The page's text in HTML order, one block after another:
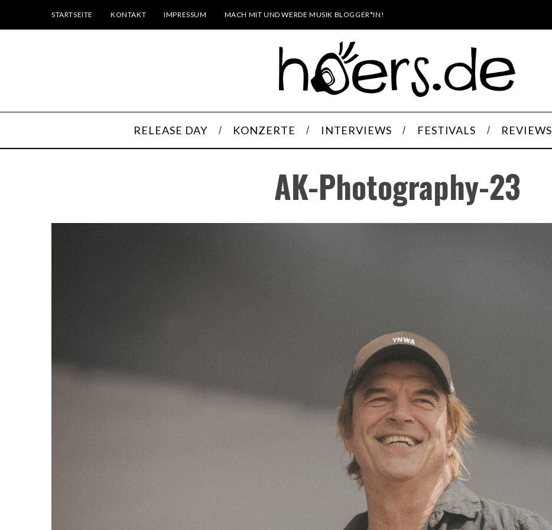
STARTSEITE KONTAKT IMPRESSUM MACH MIT UND WERDE MUSIK BLOGGER*IN!
RELEASE DAY KONZERTE INTERVIEWS FESTIVALS REVIEWS
AK-Photography-23